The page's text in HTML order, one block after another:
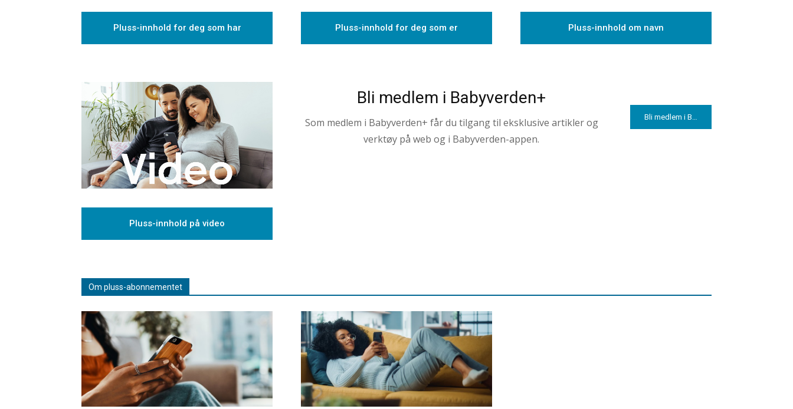
Pluss-innhold for deg som har Pluss-innhold for deg som er Pluss-innhold om navn
Pluss-innhold på video
Bli medlem i Babyverden+
Som medlem i Babyverden+ får du tilgang til eksklusive artikler og
verktøy på web og i Babyverden-appen.
Om pluss-abonnementet